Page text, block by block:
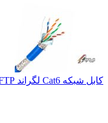
کابل شبکه Cat6 لگراند SFTP تست پرمننت مغزی 57